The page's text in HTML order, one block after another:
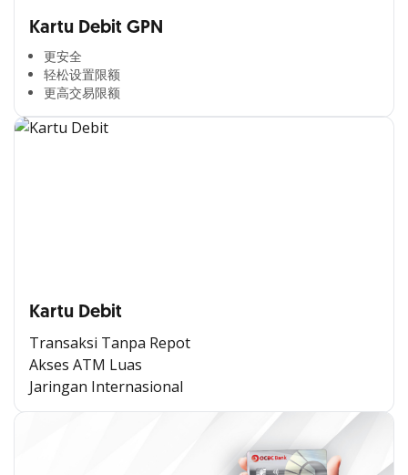
Kartu Debit GPN
更安全​
轻松设置限额​
更高交易限额​
Kartu Debit
Transaksi Tanpa Repot
Akses ATM Luas
Jaringan Internasional